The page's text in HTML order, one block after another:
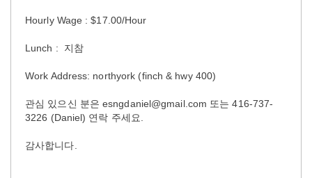
Hourly Wage : $17.00/Hour
Lunch : 지참
Work Address: northyork (finch & hwy 400)
관심 있으신 분은 esngdaniel@gmail.com 또는 416-737-
3226 (Daniel) 연락 주세요.
감사합니다.